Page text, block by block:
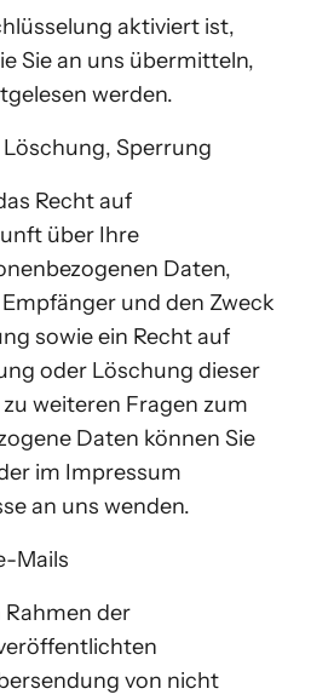
aktiviert ist,
Sie an uns übermitteln,
werden.
Sperrung
Recht auf
über Ihre
Daten,
und den Zweck
sowie ein Recht auf
oder Löschung dieser
weiteren Fragen zum
Daten können Sie
im Impressum
an uns wenden.
Mails
der
von nicht